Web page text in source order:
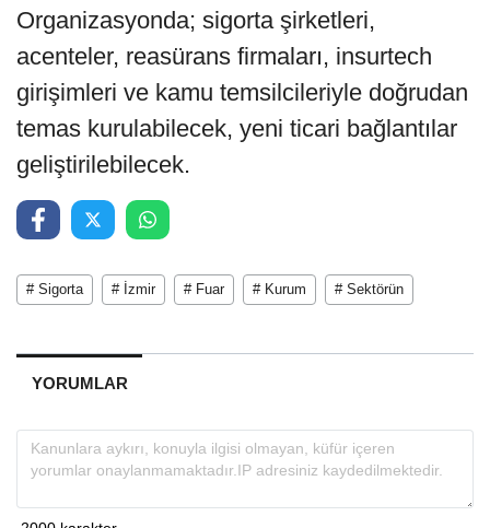
Organizasyonda; sigorta şirketleri,
acenteler, reasürans firmaları, insurtech
girişimleri ve kamu temsilcileriyle doğrudan
temas kurulabilecek, yeni ticari bağlantılar
geliştirilebilecek.
# Sigorta # İzmir # Fuar # Kurum # Sektörün
YORUMLAR